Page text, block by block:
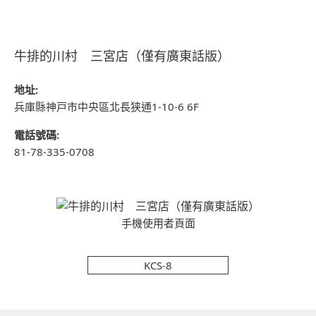
牛排的川村 三宮店（僅有廣東話版）
地址:
兵庫縣神戸市中央區北長狭通1-10-6 6F
電話號碼:
81-78-335-0708
手機使用者頁面
KCS-8